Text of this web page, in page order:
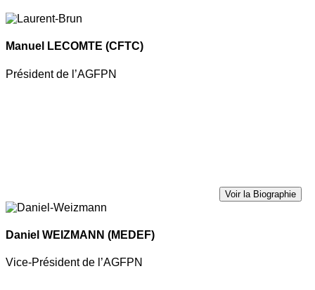
Manuel LECOMTE (CFTC)
Président de l’AGFPN
Voir la Biographie
Daniel WEIZMANN (MEDEF)
Vice-Président de l’AGFPN